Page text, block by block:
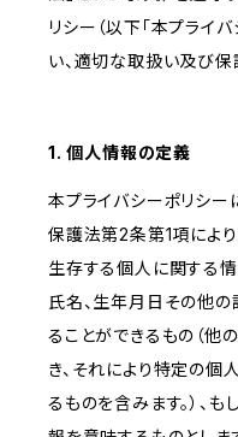
リシー（以下「本プライ
い、適切な取扱い及び保
1. 個人情報の定義
本プライバシーポリシー
保護法第2条第1項により
生存する個人に関する
氏名、生年月日その他
ることができるもの（他
き、それにより特定の個
るものを含みます。）、